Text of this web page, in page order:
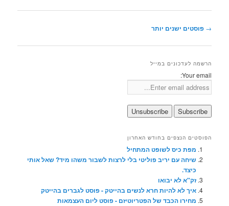
ניווט
→ פוסטים ישנים יותר
הרשמה לעדכונים במייל
Your email:
הפוסטים הנצפים בחודש האחרון
מפת כיס לשופט המתחיל
שיחה עם יריב פוליטי בלי לרצות לשבור משהו מיד? שאל אותי
כיצד.
זק"א לא יבואו
איך לא להיות חרא לנשים בהייטק - פוסט לגברים בהייטק
מחירו הכבד של הפטריוטיזם - פוסט ליום העצמאות